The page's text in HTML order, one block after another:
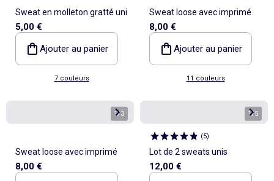
Sweat en molleton gratté uni
5,00 €
Ajouter au panier
7 couleurs
Sweat loose avec imprimé
8,00 €
Ajouter au panier
11 couleurs
1/3
Sweat loose avec imprimé
8,00 €
1/5
(5)
Lot de 2 sweats unis
12,00 €